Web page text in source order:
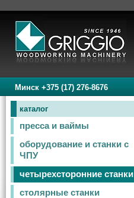
Минск +375 (17) 276-8676
каталог
пресса и ваймы
оборудование и станки с
ЧПУ
четырехсторонние станки
столярные станки